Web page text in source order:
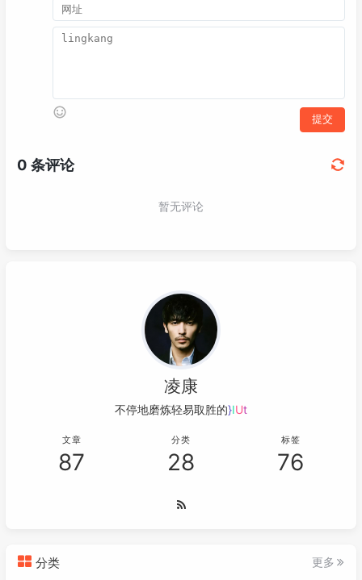
凌康
不停地磨炼轻易取胜的技巧E
文章
87
分类
28
标签
76
分类 更多